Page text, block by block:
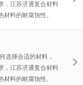
，江苏济通复合材料
料的耐腐蚀性。
的使用寿命大大缩
发硬发脆。从而会
选择合适的材料，
，江苏济通复合材料
料的耐腐蚀性。